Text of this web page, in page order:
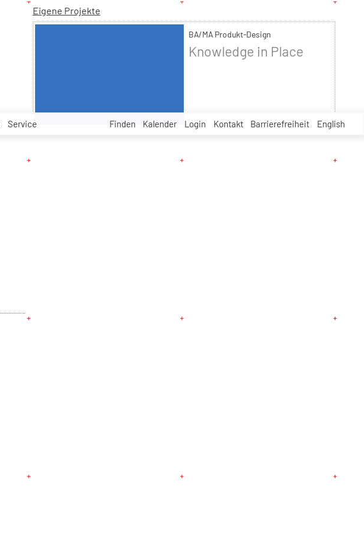
Service Finden Kalender Login Kontakt Barrierefreiheit English
Eigene Projekte
BA/MA Produkt-Design
Knowledge in Place